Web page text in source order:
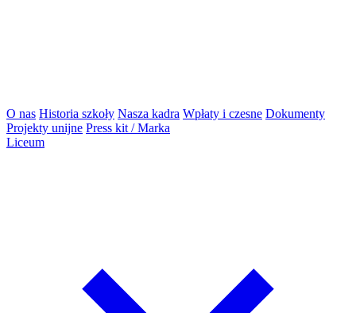
O nas Historia szkoły Nasza kadra Wpłaty i czesne Dokumenty
Projekty unijne Press kit / Marka
Liceum